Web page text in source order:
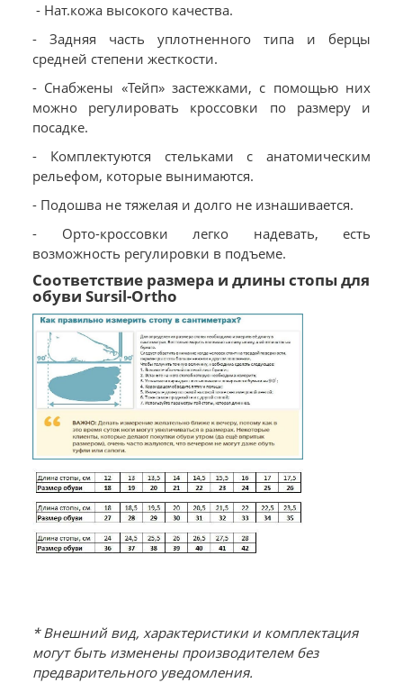
- Нат.кожа высокого качества.
- Задняя часть уплотненного типа и берцы
средней степени жесткости.
- Снабжены «Тейп» застежками, с помощью них
можно регулировать кроссовки по размеру и
посадке.
- Комплектуются стельками с анатомическим
рельефом, которые вынимаются.
- Подошва не тяжелая и долго не изнашивается.
- Орто-кроссовки легко надевать, есть
возможность регулировки в подъеме.
Соответствие размера и длины стопы для
обуви Sursil-Ortho
* Внешний вид, характеристики и комплектация
могут быть изменены производителем без
предварительного уведомления.